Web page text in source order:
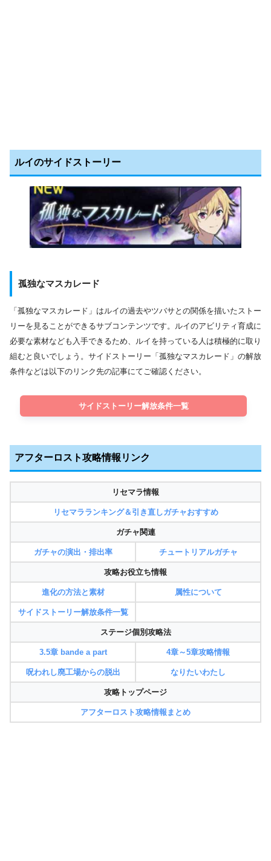
ルイのサイドストーリー
孤独なマスカレード
「孤独なマスカレード」はルイの過去やツバサとの関係を描いたストー
リーを見ることができるサブコンテンツです。ルイのアビリティ育成に
必要な素材なども入手できるため、ルイを持っている人は積極的に取り
組むと良いでしょう。サイドストーリー「孤独なマスカレード」の解放
条件などは以下のリンク先の記事にてご確認ください。
サイドストーリー解放条件一覧
アフターロスト攻略情報リンク
リセマラ情報
リセマラランキング＆引き直しガチャおすすめ
ガチャ関連
ガチャの演出・排出率 チュートリアルガチャ
攻略お役立ち情報
進化の方法と素材 属性について
サイドストーリー解放条件一覧
ステージ個別攻略法
3.5章 bande a part 4章～5章攻略情報
呪われし廃工場からの脱出 なりたいわたし
攻略トップページ
アフターロスト攻略情報まとめ